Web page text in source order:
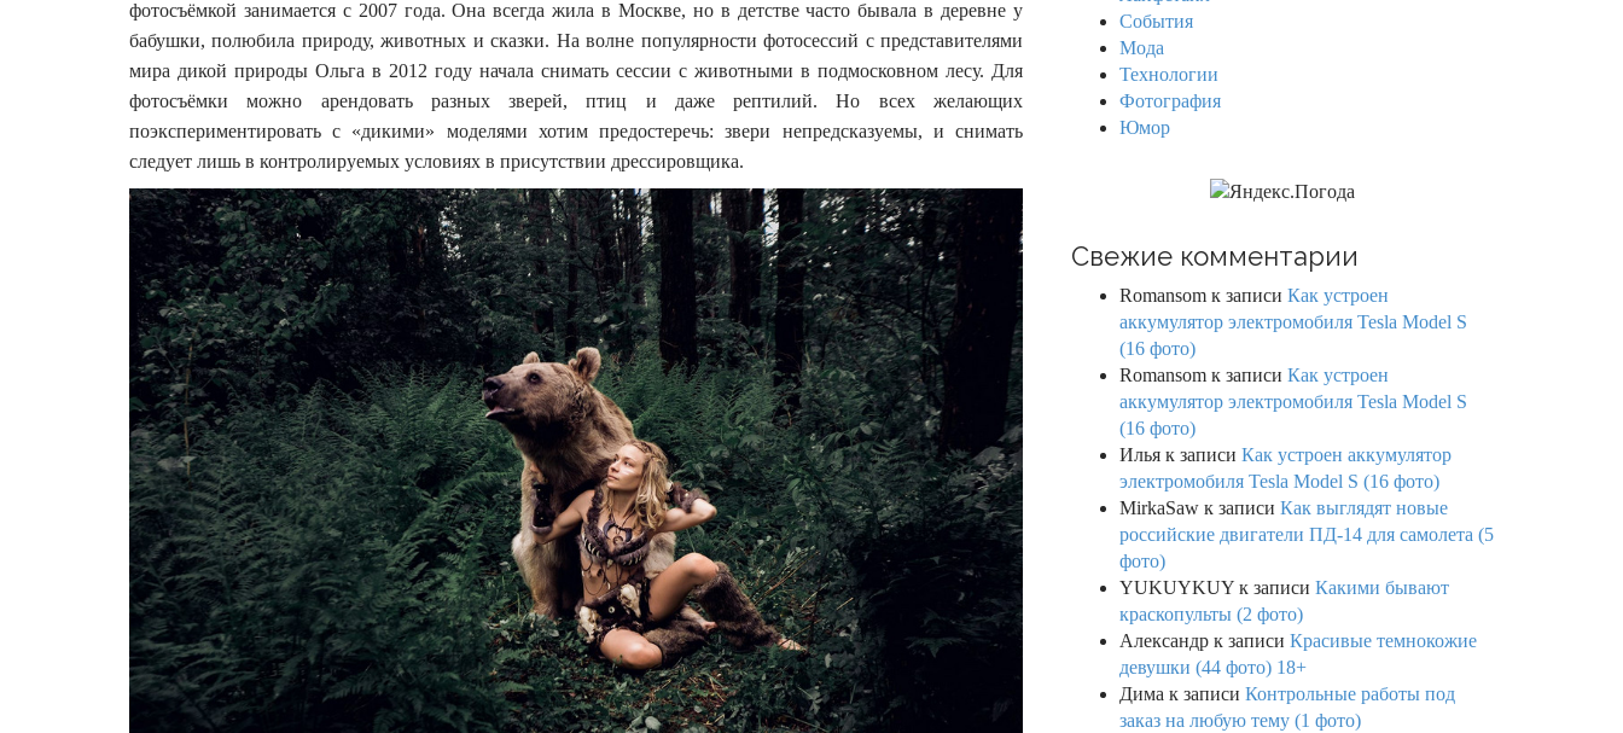
фотосъёмкой занимается с 2007 года. Она всегда жила в Москве, но в детстве часто бывала в деревне у
бабушки, полюбила природу, животных и сказки. На волне популярности фотосессий с представителями
мира дикой природы Ольга в 2012 году начала снимать сессии с животными в подмосковном лесу. Для
фотосъёмки можно арендовать разных зверей, птиц и даже рептилий. Но всех желающих
поэкспериментировать с «дикими» моделями хотим предостеречь: звери непредсказуемы, и снимать
следует лишь в контролируемых условиях в присутствии дрессировщика.
События
Мода
Технологии
Фотография
Юмор
Свежие комментарии
Romansom к записи Как устроен
аккумулятор электромобиля Tesla Model S
(16 фото)
Romansom к записи Как устроен
аккумулятор электромобиля Tesla Model S
(16 фото)
Илья к записи Как устроен аккумулятор
электромобиля Tesla Model S (16 фото)
MirkaSaw к записи Как выглядят новые
российские двигатели ПД-14 для самолета (5
фото)
YUKUYKUY к записи Какими бывают
краскопульты (2 фото)
Александр к записи Красивые темнокожие
девушки (44 фото) 18+
Дима к записи Контрольные работы под
заказ на любую тему (1 фото)